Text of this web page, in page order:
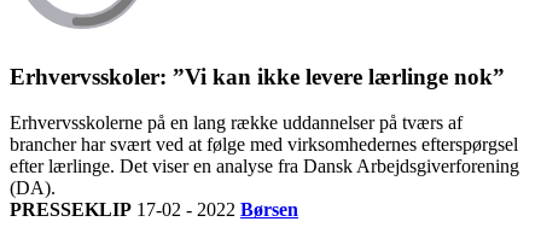
Erhvervsskoler: ”Vi kan ikke levere lærlinge nok”
Erhvervsskolerne på en lang række uddannelser på tværs af
brancher har svært ved at følge med virksomhedernes efterspørgsel
efter lærlinge. Det viser en analyse fra Dansk Arbejdsgiverforening
(DA).
PRESSEKLIP 17-02 - 2022 Børsen